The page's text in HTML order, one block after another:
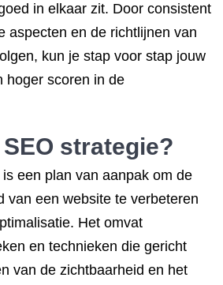
in elkaar zit. Door consistent
aspecten en de richtlijnen van
kun je stap voor stap jouw
hoger scoren in de
SEO strategie?
een plan van aanpak om de
van een website te verbeteren
Het omvat
en technieken die gericht
van de zichtbaarheid en het